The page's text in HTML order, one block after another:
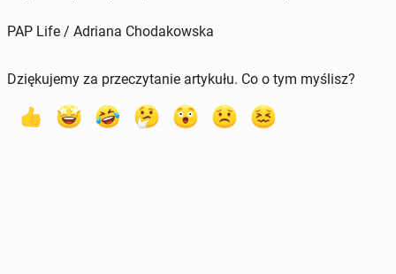
PAP Life / Adriana Chodakowska
Dziękujemy za przeczytanie artykułu. Co o tym myślisz?